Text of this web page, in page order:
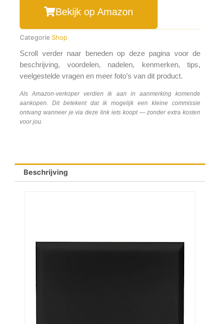
Bekijk op Amazon
Categorie Shop
Scroll verder naar beneden op deze pagina voor de
beschrijving, voordelen, nadelen, kenmerken, tips,
veelgestelde vragen en meer foto’s van dit product.
Als Amazon-verkoper verdien ik aan in aanmerking komende
aankopen. Dit betekent dat ik mogelijk een kleine commissie
ontvang wanneer je via deze link iets koopt — zonder extra kosten
voor jou.
Beschrijving